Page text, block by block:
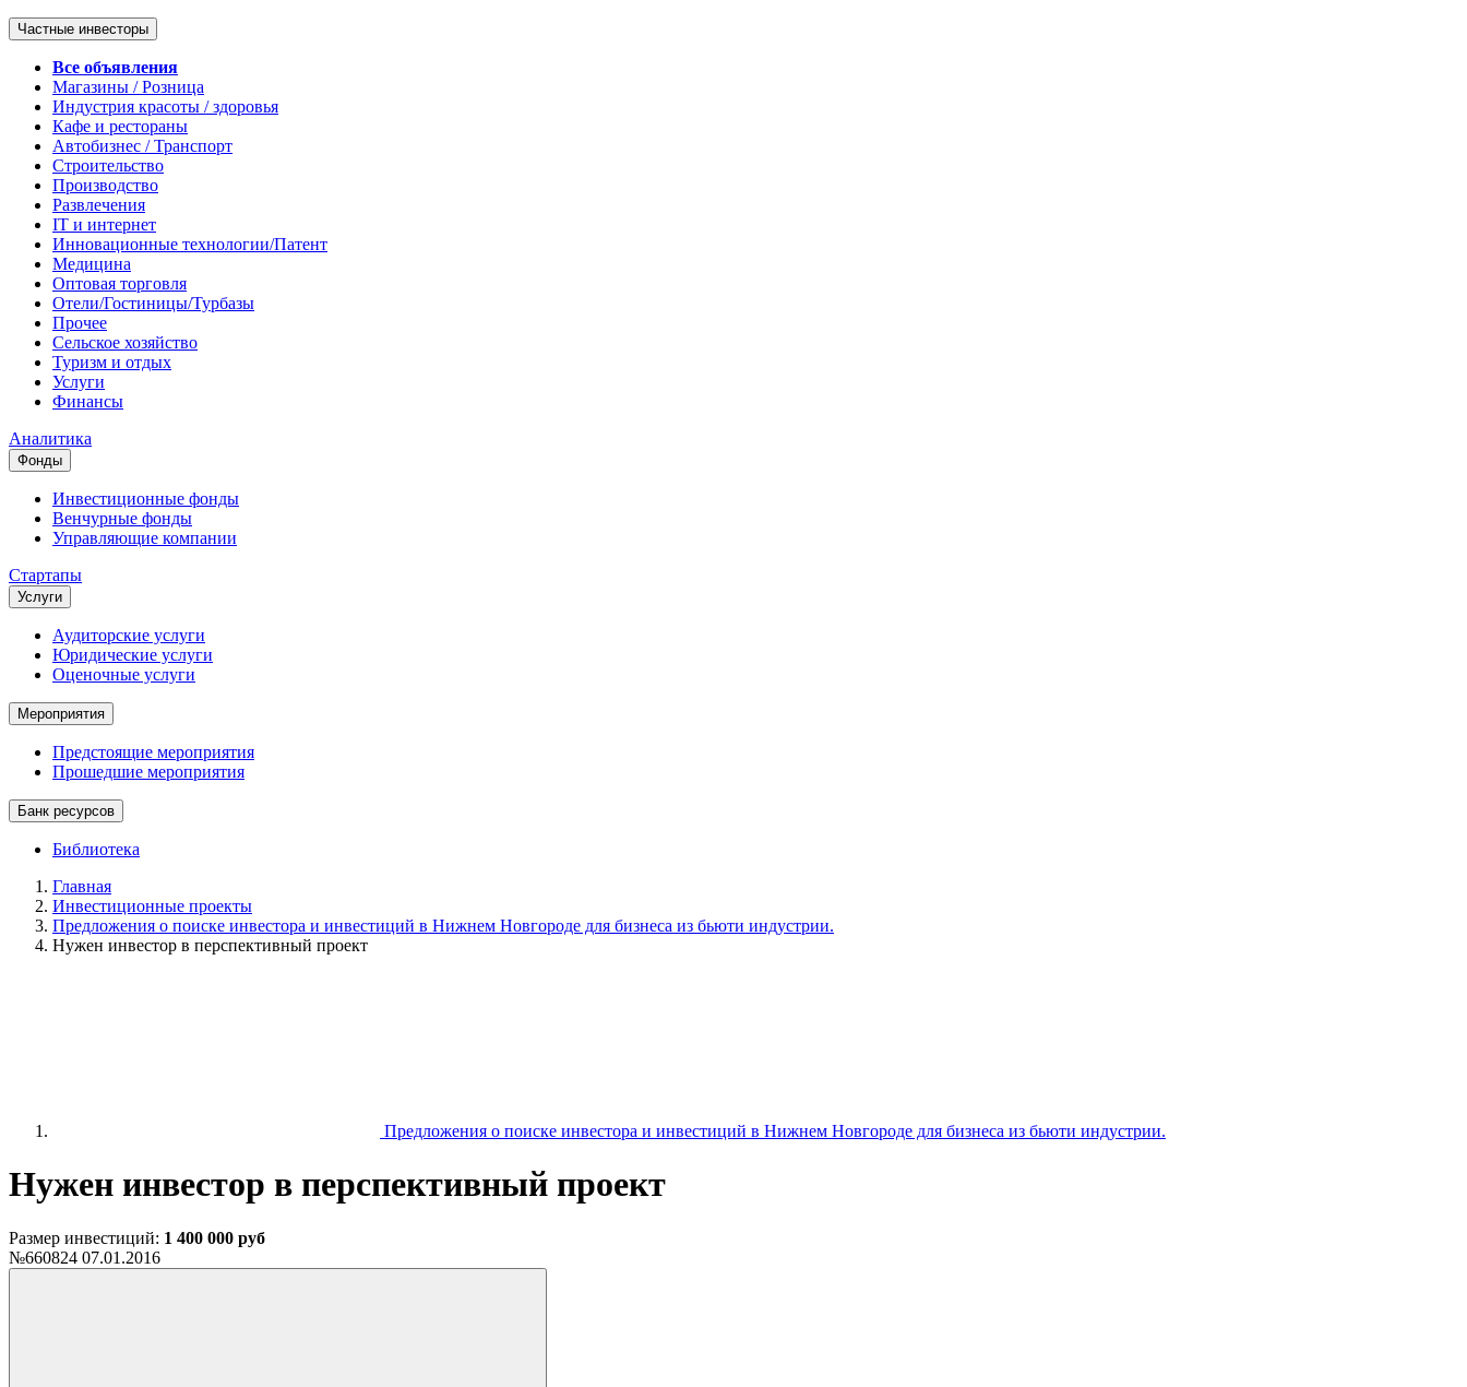
Частные инвесторы
Все объявления
Магазины / Розница
Индустрия красоты / здоровья
Кафе и рестораны
Автобизнес / Транспорт
Строительство
Производство
Развлечения
IT и интернет
Инновационные технологии/Патент
Медицина
Оптовая торговля
Отели/Гостиницы/Турбазы
Прочее
Сельское хозяйство
Туризм и отдых
Услуги
Финансы
Аналитика
Фонды
Инвестиционные фонды
Венчурные фонды
Управляющие компании
Стартапы
Услуги
Аудиторские услуги
Юридические услуги
Оценочные услуги
Мероприятия
Предстоящие мероприятия
Прошедшие мероприятия
Банк ресурсов
Библиотека
Главная
Инвестиционные проекты
Предложения о поиске инвестора и инвестиций в Нижнем Новгороде для бизнеса из бьюти индустрии.
Нужен инвестор в перспективный проект
Предложения о поиске инвестора и инвестиций в Нижнем Новгороде для бизнеса из бьюти индустрии.
Нужен инвестор в перспективный проект
Размер инвестиций: 1 400 000 руб
№660824 07.01.2016